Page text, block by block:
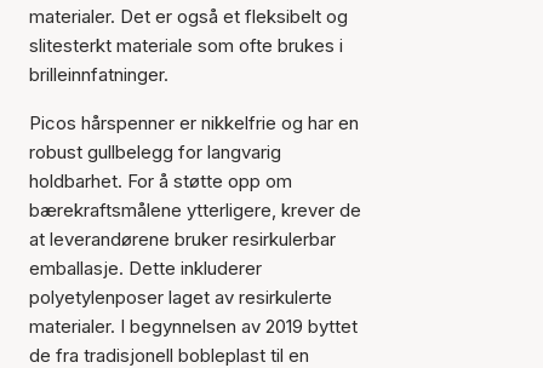
materialer. Det er også et fleksibelt og
slitesterkt materiale som ofte brukes i
brilleinnfatninger.
Picos hårspenner er nikkelfrie og har en
robust gullbelegg for langvarig
holdbarhet. For å støtte opp om
bærekraftsmålene ytterligere, krever de
at leverandørene bruker resirkulerbar
emballasje. Dette inkluderer
polyetylenposer laget av resirkulerte
materialer. I begynnelsen av 2019 byttet
de fra tradisjonell bobleplast til en